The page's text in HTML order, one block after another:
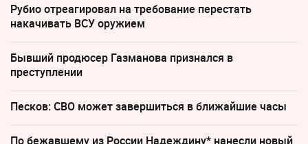
Рубио отреагировал на требование перестать
накачивать ВСУ оружием
Бывший продюсер Газманова признался в
преступлении
Песков: СВО может завершиться в ближайшие часы
По бежавшему из России Надеждину* нанесли новый